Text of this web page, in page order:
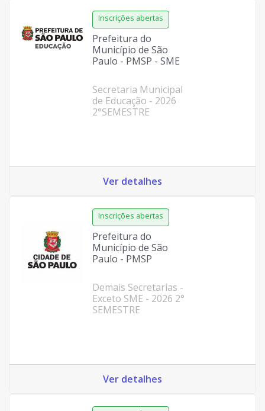
Prefeitura do
Município de São
Paulo - PMSP - SME
Secretaria Municipal
de Educação - 2026
2°SEMESTRE
Ver detalhes
Prefeitura do
Município de São
Paulo - PMSP
Demais Secretarias -
Exceto SME - 2026 2°
SEMESTRE
Ver detalhes